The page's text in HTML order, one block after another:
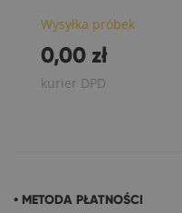
Wysyłka próbek
0,00 zł
kurier DPD
• METODA PŁATNOŚCI